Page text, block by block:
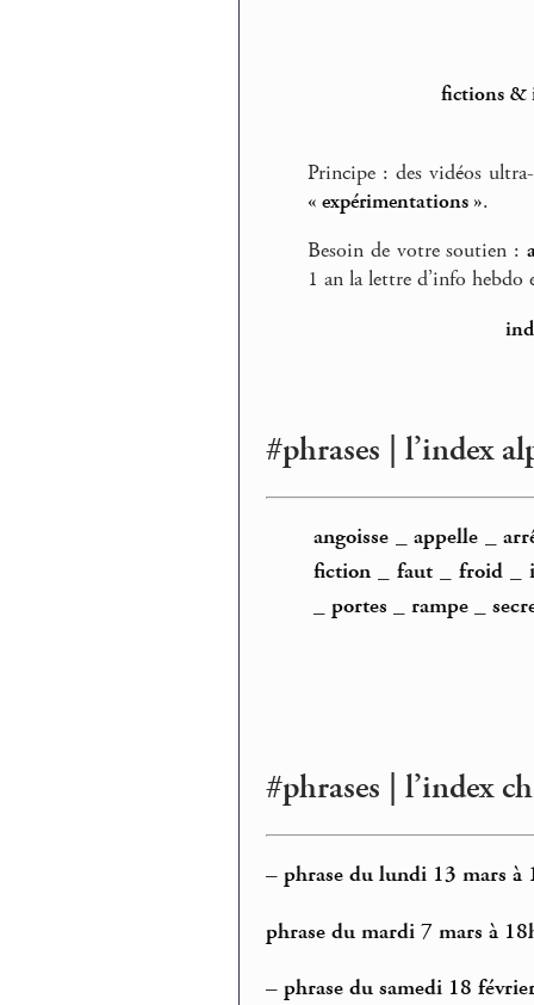
fictions &
Principe : des vidéos
« expérimentations ».
Besoin de votre soutien :
1 an la lettre d’info hebdo
#phrases | l’index
angoisse _appelle _
fiction _ faut_ froid_
_portes _rampe _
#phrases | l’index
– phrase du lundi 13 mars à
phrase du mardi 7 mars à
– phrase du samedi 18